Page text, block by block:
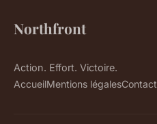
Northfront
Action. Effort. Victoire.
AccueilMentions légalesContact